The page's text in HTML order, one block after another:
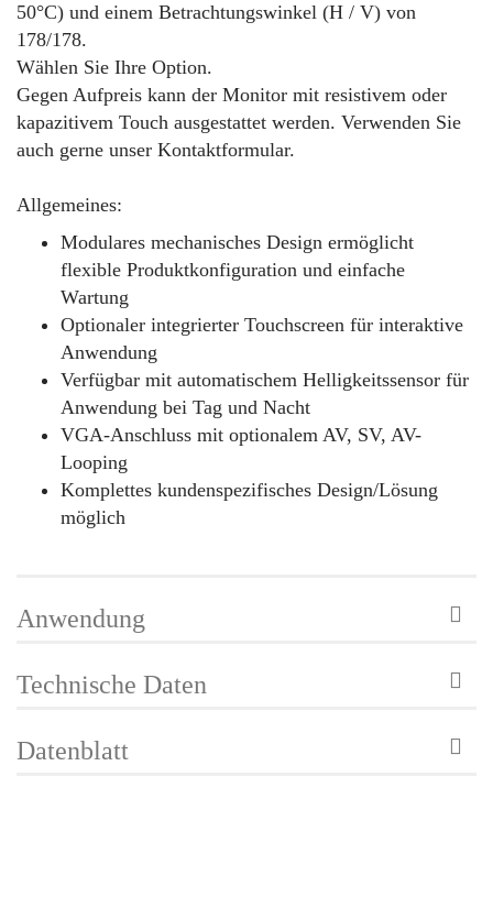
50°C) und einem Betrachtungswinkel (H / V) von
178/178.
Wählen Sie Ihre Option.
Gegen Aufpreis kann der Monitor mit resistivem oder
kapazitivem Touch ausgestattet werden. Verwenden Sie
auch gerne unser Kontaktformular.
Allgemeines:
Modulares mechanisches Design ermöglicht
flexible Produktkonfiguration und einfache
Wartung
Optionaler integrierter Touchscreen für interaktive
Anwendung
Verfügbar mit automatischem Helligkeitssensor für
Anwendung bei Tag und Nacht
VGA-Anschluss mit optionalem AV, SV, AV-
Looping
Komplettes kundenspezifisches Design/Lösung
möglich
Anwendung
Technische Daten
Datenblatt